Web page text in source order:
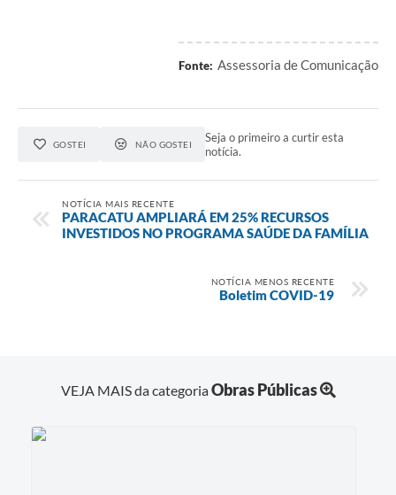
Fonte: Assessoria de Comunicação
GOSTEI NÃO GOSTEI
Seja o primeiro a curtir esta
notícia.
NOTÍCIA MAIS RECENTE
PARACATU AMPLIARÁ EM 25% RECURSOS
INVESTIDOS NO PROGRAMA SAÚDE DA FAMÍLIA
NOTÍCIA MENOS RECENTE
Boletim COVID-19
VEJA MAIS da categoriaObras Públicas